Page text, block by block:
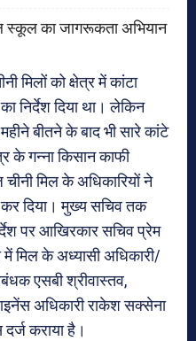
स्कूल का जागरूकता अभियान
मिलों को क्षेत्र में कांटा
निर्देश दिया था। लेकिन
बीतने के बाद भी सारे कांटे
के गन्ना किसान काफी
मिल के अधिकारियों ने
कर दिया। मुख्य सचिव तक
पर आखिरकार सचिव प्रेम
में मिल के अध्यासी अधिकारी/
एसबी श्रीवास्तव,
अधिकारी राकेश सक्सेना
कराया है।